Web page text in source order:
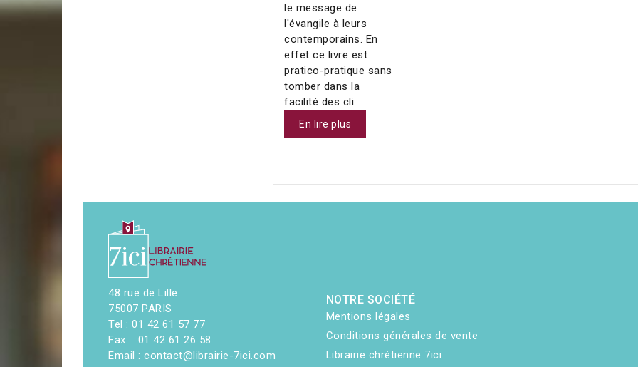
le message de
l'évangile à leurs
contemporains. En
effet ce livre est
pratico-pratique sans
tomber dans la
facilité des cli
En lire plus
48 rue de Lille
75007 PARIS
Tel : 01 42 61 57 77
Fax : 01 42 61 26 58
Email : contact@librairie-7ici.com
NOTRE SOCIÉTÉ
Mentions légales
Conditions générales de vente
Librairie chrétienne 7ici